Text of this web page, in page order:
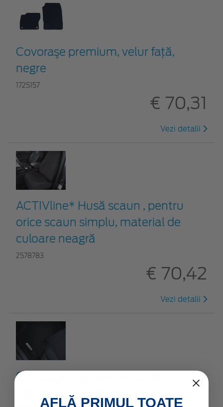
Covoraşe premium, velur faţă,
negre
1725157
€ 70,31
Vezi detalii
ACTIVline* Husă scaun , pentru
orice scaun simplu, material de
culoare neagră
2578783
€ 70,42
Vezi detalii
Covoraşe premium, velur faţă,
AFLĂ PRIMUL TOATE